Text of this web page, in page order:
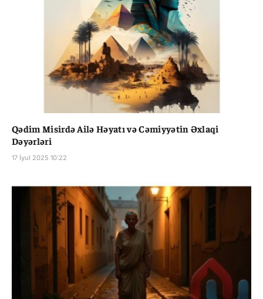
Qədim Misirdə Ailə Həyatı və Cəmiyyətin Əxlaqi
Dəyərləri
17 İyul 2025 10:22